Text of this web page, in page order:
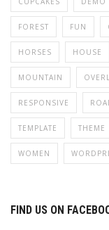
FOREST FUN
HORSES HOUSE
MOUNTAIN
RESPONSIVE
TEMPLATE THEME
WOMEN
FIND US ON